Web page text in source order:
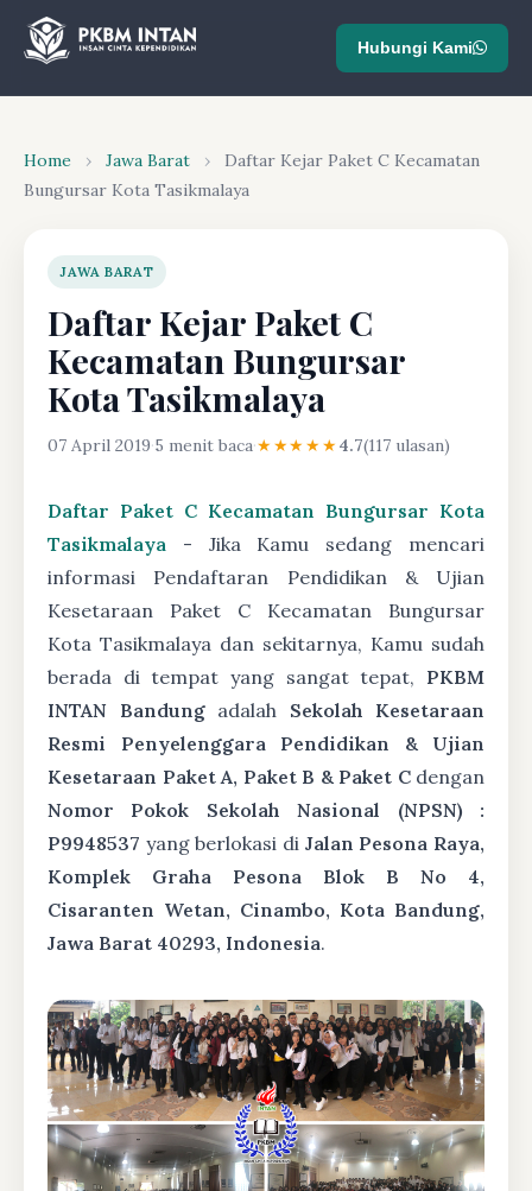
Hubungi Kami
Home › Jawa Barat ›
Daftar Kejar Paket C Kecamatan
Bungursar Kota Tasikmalaya
JAWA BARAT
Daftar Kejar Paket C
Kecamatan Bungursar
Kota Tasikmalaya
07 April 2019·5 menit baca·★★★★★4.7(117 ulasan)
Daftar Paket C Kecamatan Bungursar Kota
Tasikmalaya - Jika Kamu sedang mencari
informasi Pendaftaran Pendidikan & Ujian
Kesetaraan Paket C Kecamatan Bungursar
Kota Tasikmalaya dan sekitarnya, Kamu sudah
berada di tempat yang sangat tepat, PKBM
INTAN Bandungadalah Sekolah Kesetaraan
Resmi Penyelenggara Pendidikan & Ujian
Kesetaraan Paket A, Paket B & Paket Cdengan
Nomor Pokok Sekolah Nasional (NPSN) :
P9948537 yang berlokasi di Jalan Pesona Raya,
Komplek Graha Pesona Blok B No 4,
Cisaranten Wetan, Cinambo, Kota Bandung,
Jawa Barat 40293, Indonesia.